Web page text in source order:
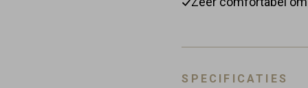
SPECIFICATIES